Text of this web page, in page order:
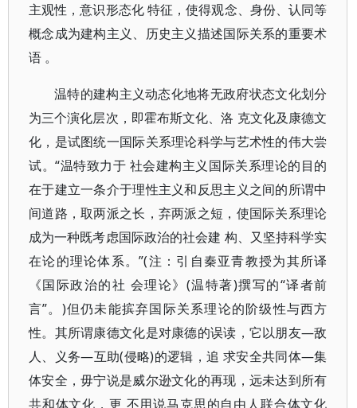
主观性，意识形态化 特征，使得观念、身份、认同等
概念成为建构主义、历史主义描述国际关系的重要术
语 。
温特的建构主义动态化地将无政府状态文化划分
为三个演化层次，即霍布斯文化、洛 克文化及康德文
化，是试图统一国际关系理论科学与艺术性的伟大尝
试。“温特致力于 社会建构主义国际关系理论的目的
在于建立一条介于理性主义和反思主义之间的所谓中
间道路，取两派之长，弃两派之短，使国际关系理论
成为一种既考虑国际政治的社会建 构、又坚持科学实
在论的理论体系。”(注：引自秦亚青教授为其所译
《国际政治的社 会理论》(温特著)撰写的“译者前
言”。)但仍未能摈弃国际关系理论的阶级性与西方
性。其所谓康德文化是对康德的误读，它以朋友—敌
人、义务—互助(侵略)的逻辑，追 求安全共同体—集
体安全，毋宁说是威尔逊文化的再现，远未达到所有
共和体文化，更 不用说马克思的自由人联合体文化